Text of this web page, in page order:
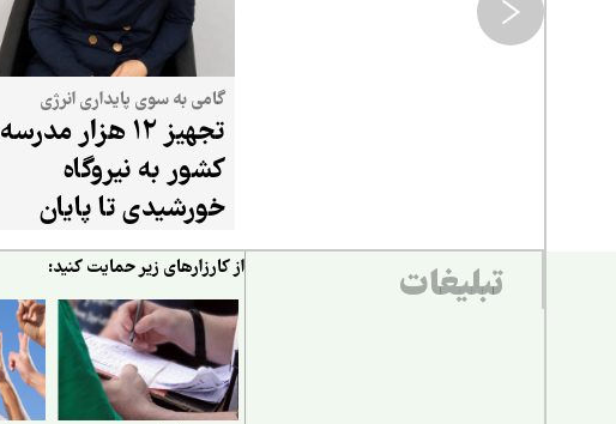
گامی به سوی پایداری انرژی
تجهیز ۱۲ هزار مدرسه
کشور به نیروگاه
خورشیدی تا پایان
شهریور
تبلیغات از کارزارهای زیر حمایت کنید: